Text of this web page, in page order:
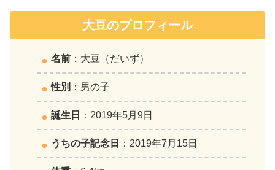
大豆のプロフィール
名前 ：大豆（だいず）
性別 ：男の子
誕生日 ：2019年5月9日
うちの子記念日 ：2019年7月15日